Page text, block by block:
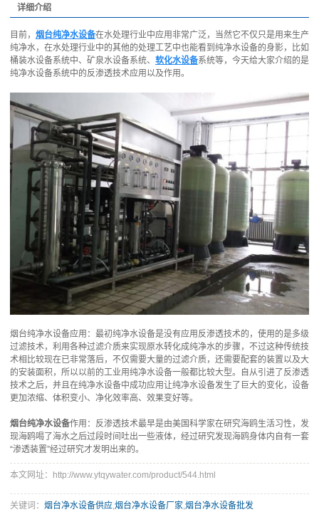
详细介绍
目前， 烟台纯净水设备在水处理行业中应用非常广泛，当然它不仅只是用来生产
纯净水，在水处理行业中的其他的处理工艺中也能看到纯净水设备的身影，比如
桶装水设备系统中、矿泉水设备系统、 软化水设备系统等，今天给大家介绍的是
纯净水设备系统中的反渗透技术应用以及作用。
烟台纯净水设备应用：最初纯净水设备是没有应用反渗透技术的，使用的是多级
过滤技术，利用各种过滤介质来实现原水转化成纯净水的步骤，不过这种传统技
术相比较现在已非常落后，不仅需要大量的过滤介质，还需要配套的装置以及大
的安装面积，所以以前的工业用纯净水设备一般都比较大型。自从引进了反渗透
技术之后，并且在纯净水设备中成功应用让纯净水设备发生了巨大的变化，设备
更加浓缩、体积变小、净化效率高、效果变好等。
烟台纯净水设备作用：反渗透技术最早是由美国科学家在研究海鸥生活习性，发
现海鸥喝了海水之后过段时间吐出一些液体，经过研究发现海鸥身体内自有一套
“渗透装置”经过研究才发明出来的。
本文网址：http://www.ytqywater.com/product/544.html
关键词： 烟台净水设备供应, 烟台净水设备厂家 烟台净水设备批发